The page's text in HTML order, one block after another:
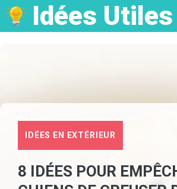
Aller
au
Idées Utiles
IDÉES EN EXTÉRIEUR
8 IDÉES POUR